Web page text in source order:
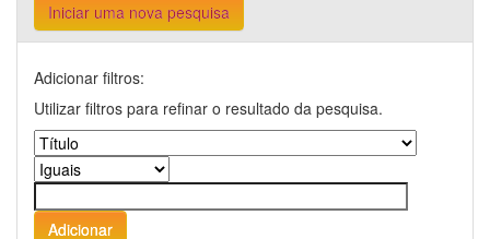
Iniciar uma nova pesquisa
Adicionar filtros:
Utilizar filtros para refinar o resultado da pesquisa.